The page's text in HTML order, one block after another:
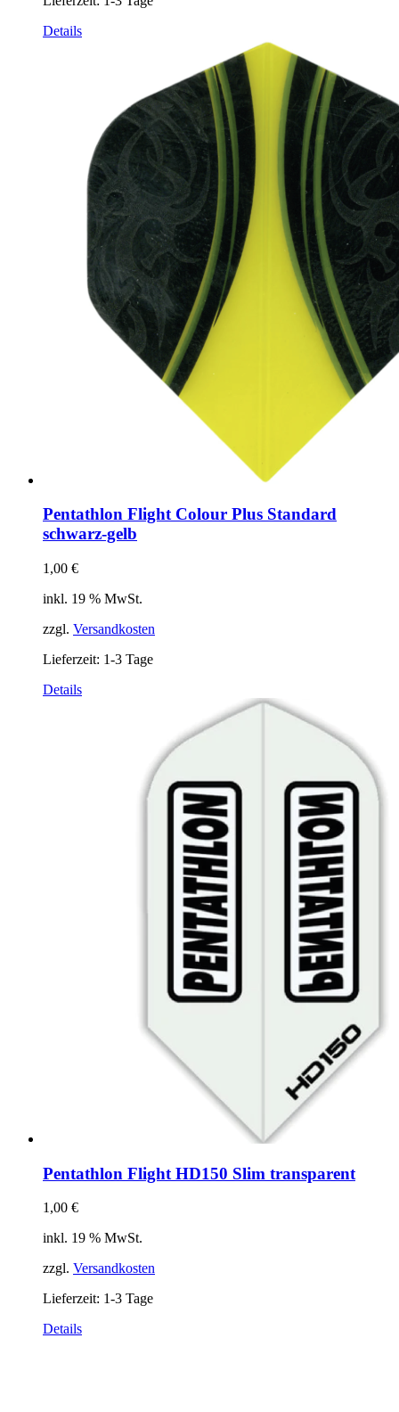
Details
Pentathlon Flight Colour Plus Standard
schwarz-gelb
1,00 €
inkl. 19 % MwSt.
zzgl. Versandkosten
Lieferzeit: 1-3 Tage
Details
Pentathlon Flight HD150 Slim transparent
1,00 €
inkl. 19 % MwSt.
zzgl. Versandkosten
Lieferzeit: 1-3 Tage
Details